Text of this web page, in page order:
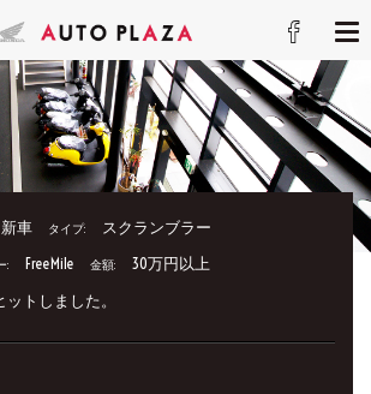
新車 タイプ: スクランブラー
: FreeMile 金額: 30万円以上
ットしました。